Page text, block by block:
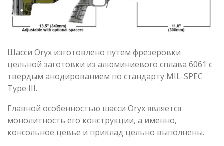
Шасси Oryx изготовлено путем фрезеровки
цельной заготовки из алюминиевого сплава 6061 с
твердым анодированием по стандарту MIL-SPEC
Type III.
Главной особенностью шасси Oryx является
монолитность его конструкции, а именно,
консольное цевье и приклад цельно выполнены.